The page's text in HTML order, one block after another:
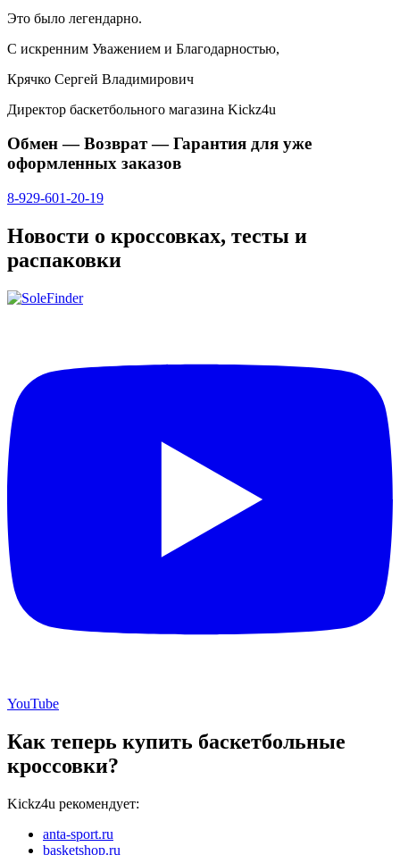
Это было легендарно.
С искренним Уважением и Благодарностью,
Крячко Сергей Владимирович
Директор баскетбольного магазина Kickz4u
Обмен — Возврат — Гарантия для уже
оформленных заказов
8-929-601-20-19
Новости о кроссовках, тесты и
распаковки
YouTube
Как теперь купить баскетбольные
кроссовки?
Kickz4u рекомендует:
anta-sport.ru
basketshop.ru